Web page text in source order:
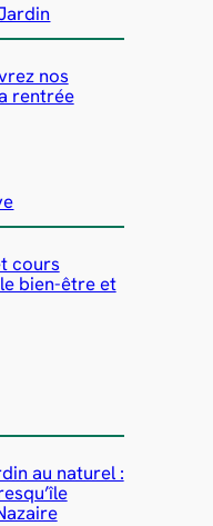
nos
rentrée
cours
bien-être et
au naturel :